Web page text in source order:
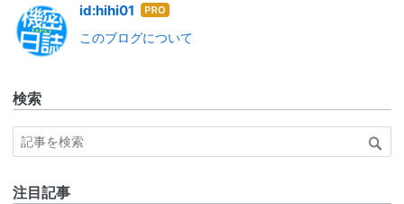
id:hihi01 はて
ログ
このブログについて
検索
注目記事